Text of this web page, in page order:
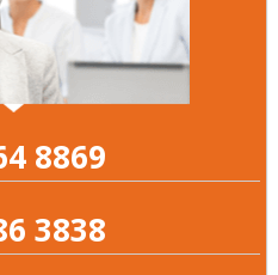
8869
3838